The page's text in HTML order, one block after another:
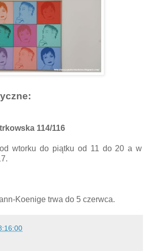
114/116
wtorku do piątku od 11 do 20 a w
Koenige trwa do 5 czerwca.